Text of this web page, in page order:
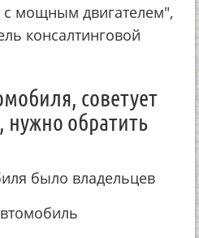
с мощным двигателем",
консалтинговой
советует
нужно обратить
было владельцев